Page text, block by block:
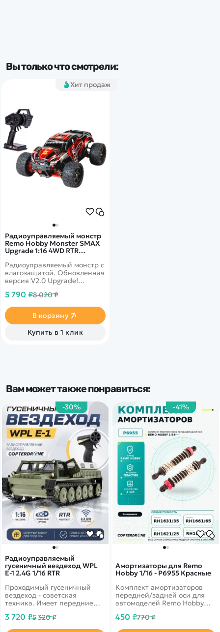
2.4 Ghz
Вы только что смотрели:
Хит продаж
Радиоуправляемый монстр
Remo Hobby Monster SMAX
Upgrade 1:16 4WD RTR
Радиоуправляемый монстр с
влагозащитой. Обновленная
версия V2.0 Upgrade!
дождь или снег. До 35 км/ч,
1:16.
5 790 ₽8 020 ₽
В корзину
Купить в 1 клик
Вам может также понравиться:
-41%
Амортизаторы для Remo
Hobby 1/16 - P6955 Красные
Комплект амортизаторов
передней/задней оси для
автомоделей Remo Hobby
450 ₽770 ₽
-30%
Радиоуправляемый
гусеничный вездеход WPL
E-1 2.4G 1/16 RTR
Проходимый гусеничный
вездеход - советская
техника. Имеет передние
Кабина и кузов обладают
3 720 ₽5 320 ₽